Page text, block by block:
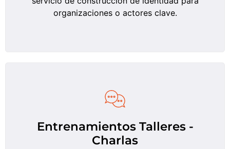
organizaciones o actores clave.
Entrenamientos Talleres -
Charlas